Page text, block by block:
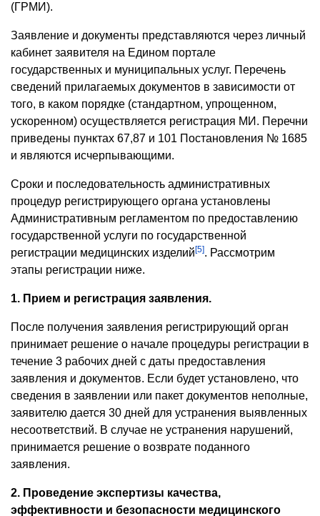
(ГРМИ).
Заявление и документы представляются через личный
кабинет заявителя на Едином портале
государственных и муниципальных услуг. Перечень
сведений прилагаемых документов в зависимости от
того, в каком порядке (стандартном, упрощенном,
ускоренном) осуществляется регистрация МИ. Перечни
приведены пунктах 67,87 и 101 Постановления № 1685
и являются исчерпывающими.
Сроки и последовательность административных
процедур регистрирующего органа установлены
Административным регламентом по предоставлению
государственной услуги по государственной
регистрации медицинских изделий[5]. Рассмотрим
этапы регистрации ниже.
1. Прием и регистрация заявления.
После получения заявления регистрирующий орган
принимает решение о начале процедуры регистрации в
течение 3 рабочих дней с даты предоставления
заявления и документов. Если будет установлено, что
сведения в заявлении или пакет документов неполные,
заявителю дается 30 дней для устранения выявленных
несоответствий. В случае не устранения нарушений,
принимается решение о возврате поданного
заявления.
2. Проведение экспертизы качества,
эффективности и безопасности медицинского